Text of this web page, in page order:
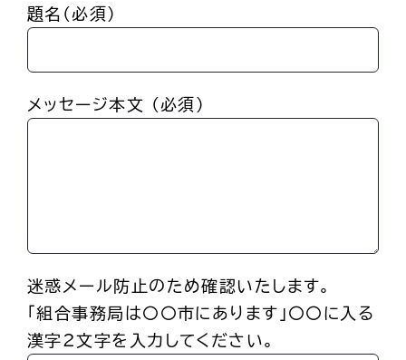
題名(必須)
メッセージ本文 (必須)
迷惑メール防止のため確認いたします。
「組合事務局は〇〇市にあります」〇〇に入る
漢字2文字を入力してください。